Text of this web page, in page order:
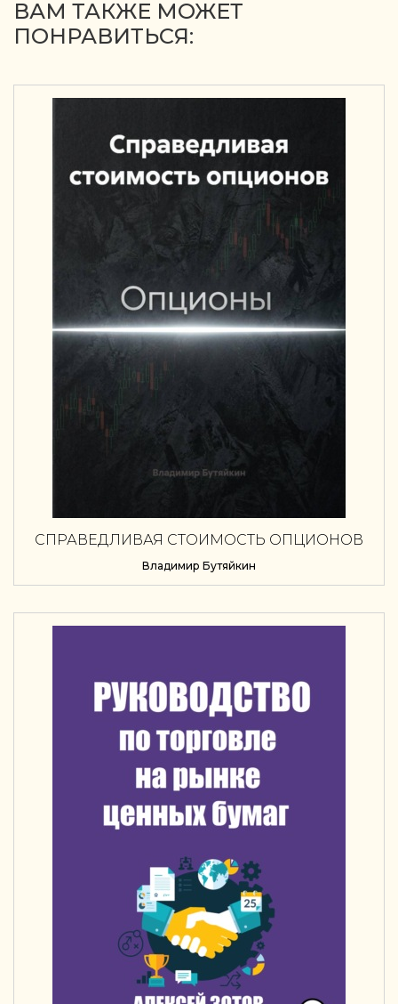
ВАМ ТАКЖЕ МОЖЕТ
ПОНРАВИТЬСЯ:
СПРАВЕДЛИВАЯ СТОИМОСТЬ ОПЦИОНОВ
Владимир Бутяйкин